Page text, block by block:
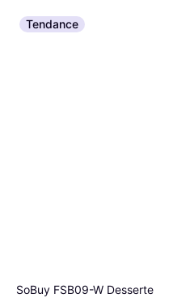
Tendance
SoBuy FSB09-W Desserte